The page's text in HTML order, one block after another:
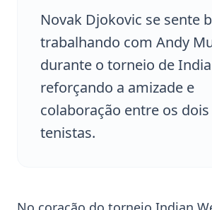
Novak Djokovic se sente
trabalhando com Andy
durante o torneio de
reforçando a amizade e
colaboração entre os
tenistas.